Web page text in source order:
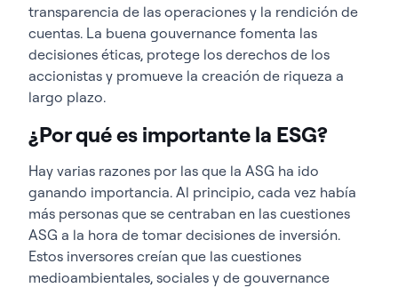
transparencia de las operaciones y la rendición de
cuentas. La buena gouvernance fomenta las
decisiones éticas, protege los derechos de los
accionistas y promueve la creación de riqueza a
largo plazo.
¿Por qué es importante la ESG?
Hay varias razones por las que la ASG ha ido
ganando importancia. Al principio, cada vez había
más personas que se centraban en las cuestiones
ASG a la hora de tomar decisiones de inversión.
Estos inversores creían que las cuestiones
medioambientales, sociales y de gouvernance